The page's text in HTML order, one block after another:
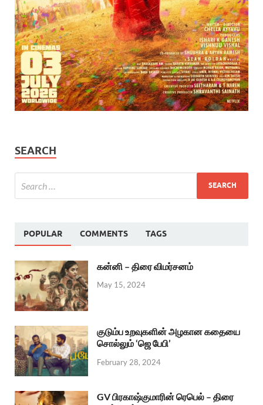
SEARCH
POPULAR COMMENTS TAGS
கன்னி – திரை விமர்சனம்
May 15, 2024
குடும்ப உறவுகளின் அழகான கதையை
சொல்லும் ‘ஜெ பேபி’
February 28, 2024
GV பிரகாஷ்குமாரின் ரெபெல் – திரை